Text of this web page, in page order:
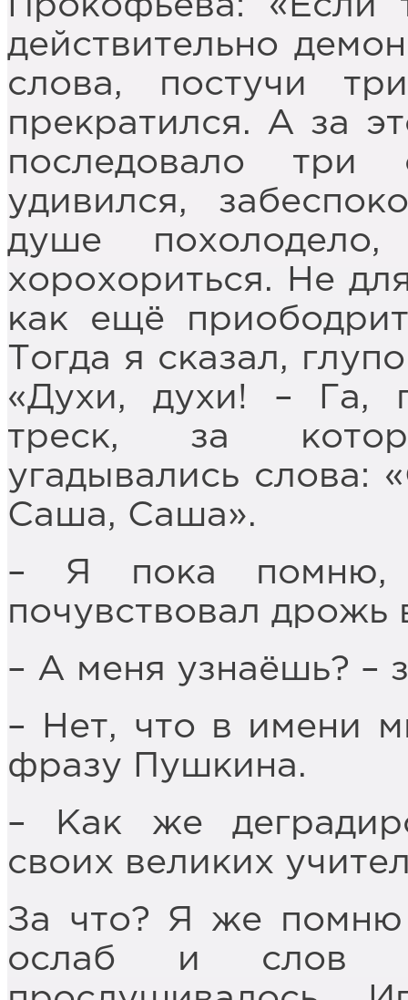
действительно
слова, постучи
прекратился. А за
последовало три
удивился,
душе
хорохориться. Не
как ещё
Тогда я сказал,
«Духи, духи! – Га,
треск, за
угадывались
Саша, Саша».
– Я пока помню,
почувствовал дрожь
– А меня узнаёшь? –
– Нет, что в имени
фразу Пушкина.
– Как же
своих великих
За что? Я же
ослаб и слов